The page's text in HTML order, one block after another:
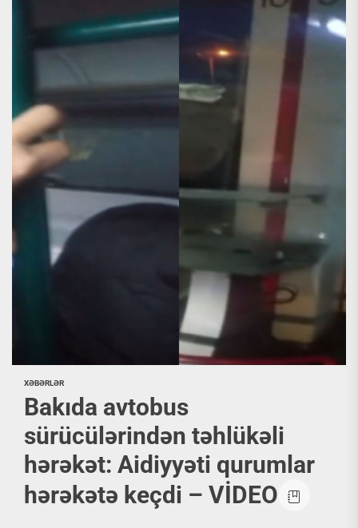
XƏBƏRLƏR
Bakıda avtobus
sürücülərindən təhlükəli
hərəkət: Aidiyyəti qurumlar
hərəkətə keçdi – VİDEO